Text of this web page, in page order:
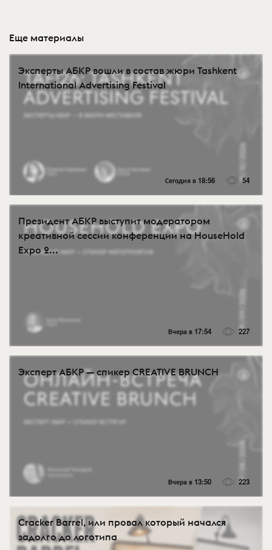
Еще материалы
Эксперты АБКР вошли в состав жюри Tashkent
International Advertising Festival
Сегодня в 18:56 54
Президент АБКР выступит модератором
креативной сессии конференции на HouseHold
Expo 2...
Вчера в 17:54 227
Эксперт АБКР — спикер CREATIVE BRUNCH
Вчера в 13:50 223
Cracker Barrel, или провал который начался
задолго до логотипа